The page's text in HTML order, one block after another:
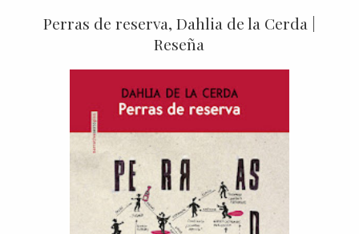
Perras de reserva, Dahlia de la Cerda |
Reseña